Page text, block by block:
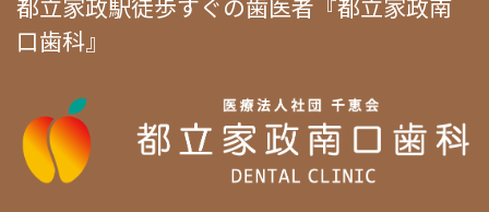
都立家政駅徒歩すぐの歯医者『都立家政南
口歯科』